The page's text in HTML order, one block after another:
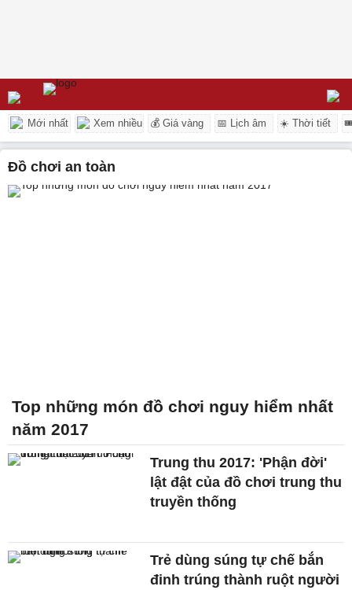
Mới nhất Xem nhiều 💰 Giá vàng 📅 Lịch âm ☀️ Thời tiết
đồ chơi an toàn
Top những món đồ chơi nguy hiểm nhất
năm 2017
Trung thu 2017: 'Phận đời'
lật đật của đồ chơi trung thu
truyền thống
Trẻ dùng súng tự chế bắn
đinh trúng thành ruột người